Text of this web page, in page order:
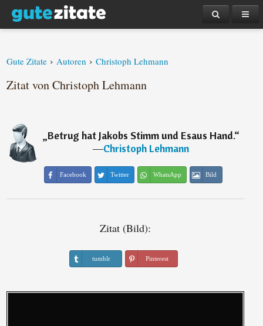
Gute Zitate › Autoren › Christoph Lehmann
Zitat von Christoph Lehmann
„Betrug hat Jakobs Stimm und Esaus Hand.“
―Christoph Lehmann
Facebook Twitter WhatsApp Bild
Zitat (Bild):
tumblr Pinterest